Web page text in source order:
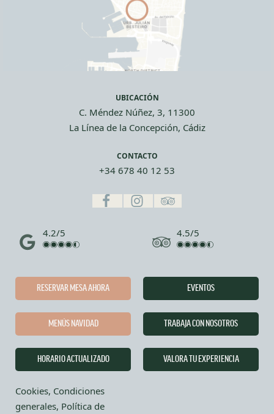
UBICACIÓN
C. Méndez Núñez, 3, 11300
La Línea de la Concepción, Cádiz
CONTACTO
+34 678 40 12 53
4.2/5 4.5/5
RESERVAR MESA AHORA
MENÚS NAVIDAD
HORARIO ACTUALIZADO
Cookies, Condiciones
generales, Política de
EVENTOS
TRABAJA CON NOSOTROS
VALORA TU EXPERIENCIA